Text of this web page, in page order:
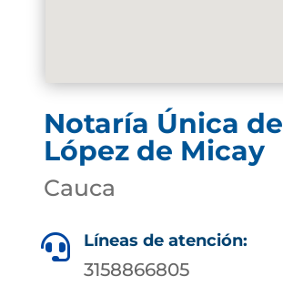
Notaría Única de
López de Micay
Cauca
 Líneas de atención:
3158866805